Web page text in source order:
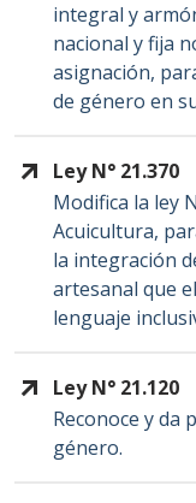
integral y
nacional y fija
asignación,
de género en
Ley N° 21.370
Modifica la ley
Acuicultura,
la integración
artesanal que
lenguaje
Ley N° 21.120
Reconoce y da
género.